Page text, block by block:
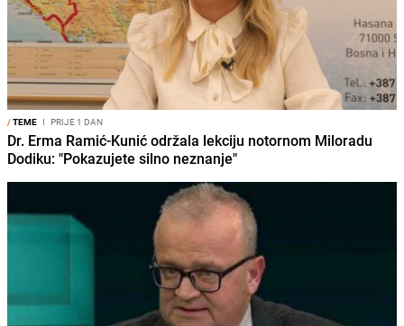
/TEME I PRIJE 1 DAN
Dr. Erma Ramić-Kunić održala lekciju notornom Miloradu
Dodiku: "Pokazujete silno neznanje"